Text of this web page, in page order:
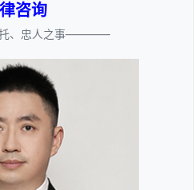
咨询
、忠人之事————